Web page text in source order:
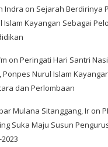
Indra on Sejarah Berdirinya
Islam Kayangan Sebagai
on Peringati Hari Santri
Ponpes Nurul Islam
dan Perlombaan
Mulana Sitanggang, Ir on
Suka Maju Susun